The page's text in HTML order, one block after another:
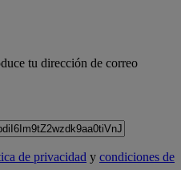
tu dirección de correo
de privacidad y condiciones de